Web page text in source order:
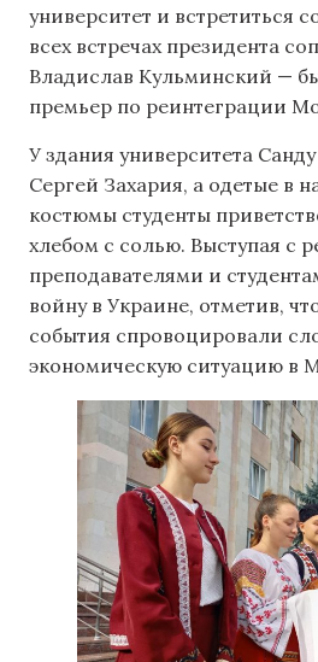
университет и встретиться
всех встречах президента
Владислав Кульминский —
премьер по реинтеграции
У здания университета
Сергей Захария, а одетые в
костюмы студенты
хлебом с солью. Выступая с
преподавателями и
войну в Украине, отметив,
события спровоцировали
экономическую ситуацию в